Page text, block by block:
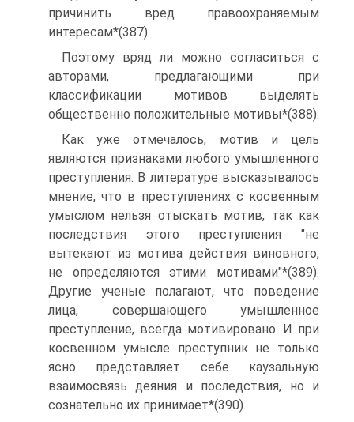
причинить вред правоохраняемым
интересам*(387).
Поэтому вряд ли можно согласиться с
авторами, предлагающими при
классификации мотивов выделять
общественно положительные мотивы*(388).
Как уже отмечалось, мотив и цель
являются признаками любого умышленного
преступления. В литературе высказывалось
мнение, что в преступлениях с косвенным
умыслом нельзя отыскать мотив, так как
последствия этого преступления "не
вытекают из мотива действия виновного,
не определяются этими мотивами"*(389).
Другие ученые полагают, что поведение
лица, совершающего умышленное
преступление, всегда мотивировано. И при
косвенном умысле преступник не только
ясно представляет себе каузальную
взаимосвязь деяния и последствия, но и
сознательно их принимает*(390).